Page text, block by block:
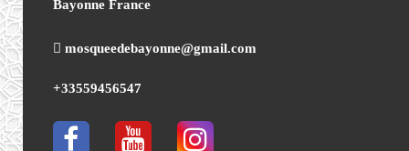
Bayonne France
mosqueedebayonne@gmail.com
+33559456547